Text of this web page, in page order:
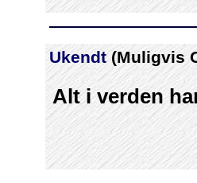
Ukendt(Muligvis
Alt i verden